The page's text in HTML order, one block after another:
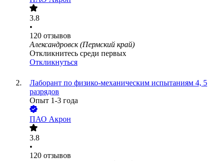
3.8
•
120 отзывов
Александровск (Пермский край)
Откликнитесь среди первых
Откликнуться
Лаборант по физико-механическим испытаниям 4, 5
разрядов
Опыт 1-3 года
ПАО Акрон
3.8
•
120 отзывов